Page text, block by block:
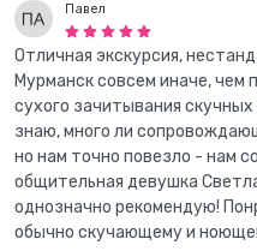
Павел
Отличная экскурсия,
Мурманск совсем иначе, чем
сухого зачитывания
знаю, много ли
но нам точно повезло - нам
общительная девушка
однозначно рекомендую!
обычно скучающему и